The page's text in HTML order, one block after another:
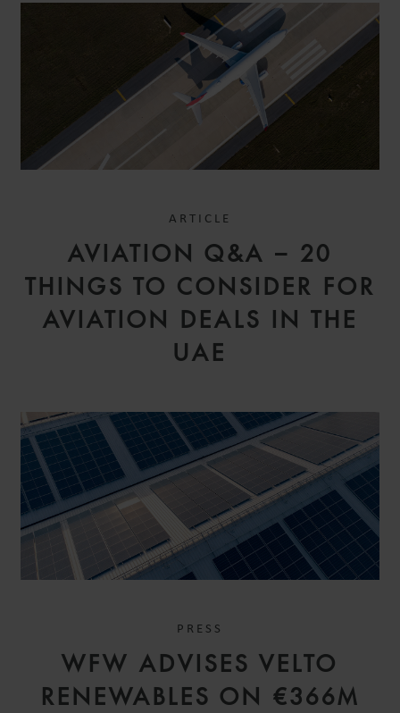
ARTICLE
AVIATION Q&A – 20
THINGS TO CONSIDER FOR
AVIATION DEALS IN THE
UAE
PRESS
WFW ADVISES VELTO
RENEWABLES ON €366M